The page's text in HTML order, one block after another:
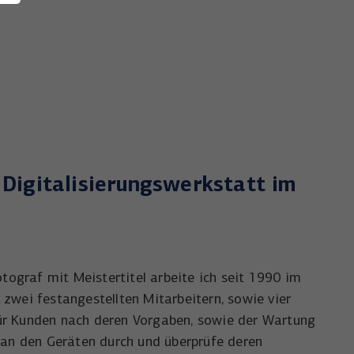
im
mit Meistertitel arbeite ich seit 1990 im
festangestellten Mitarbeitern, sowie vier
nach deren Vorgaben, sowie der Wartung
den Geräten durch und überprüfe deren